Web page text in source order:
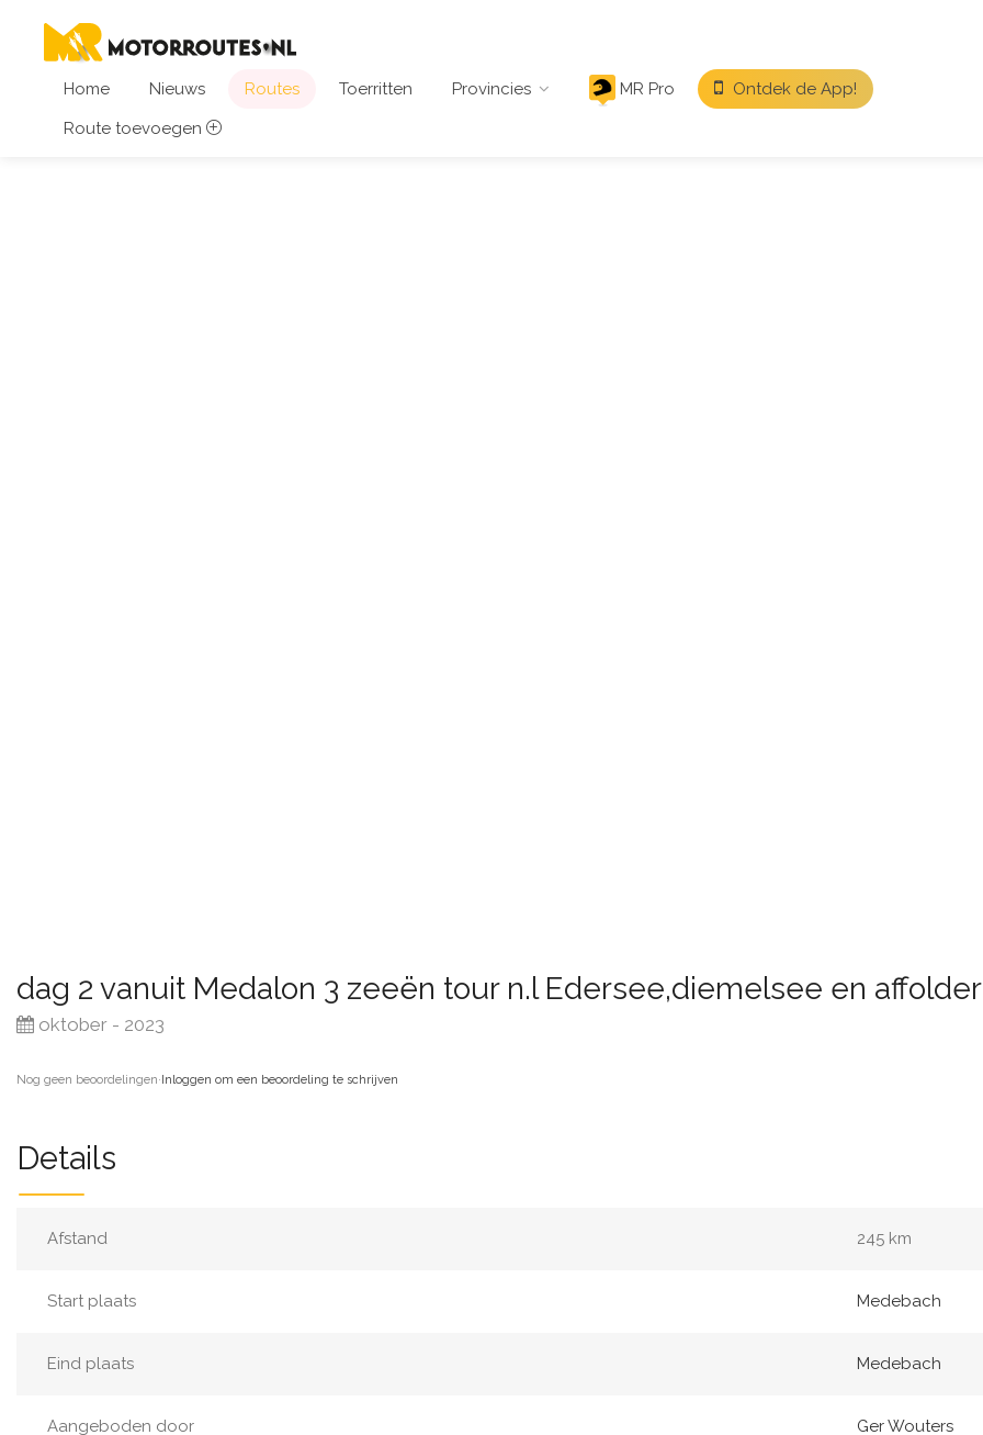
Home Nieuws Routes Toerritten Provincies MR Pro
Ontdek de App!
Route toevoegen
dag 2 vanuit Medalon 3 zeeën tour n.l Edersee,diemelsee en
oktober - 2023
Nog geen beoordelingen·Inloggen om een beoordeling te schrijven
Details
Afstand 245 km
Start plaats Medebach
Eind plaats Medebach
Aangeboden door Ger Wouters